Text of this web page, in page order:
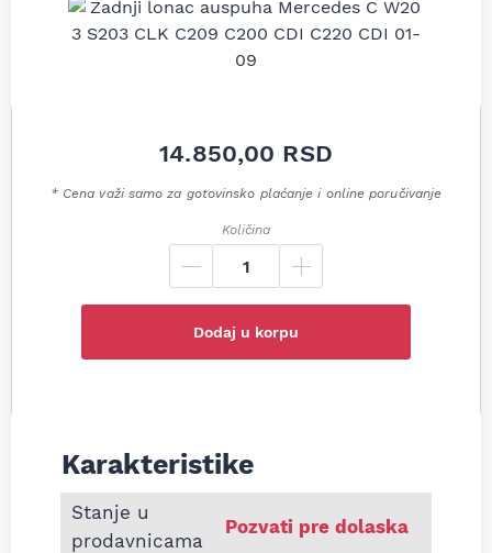
14.850,00 RSD
* Cena važi samo za gotovinsko plaćanje i online poručivanje
Količina
Dodaj u korpu
Informacije o Zadnji lonac auspuha Mercedes C
Karakteristike
Stanje u
prodavnicama
Pozvati pre dolaska